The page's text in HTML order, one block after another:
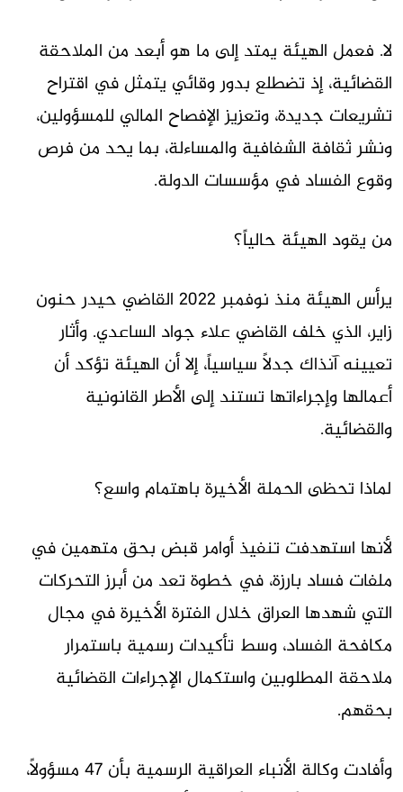
لا. فعمل الهيئة يمتد إلى ما هو أبعد من الملاحقة
القضائية، إذ تضطلع بدور وقائي يتمثل في اقتراح
تشريعات جديدة، وتعزيز الإفصاح المالي للمسؤولين،
ونشر ثقافة الشفافية والمساءلة، بما يحد من فرص
وقوع الفساد في مؤسسات الدولة.
من يقود الهيئة حالياً؟
يرأس الهيئة منذ نوفمبر 2022 القاضي حيدر حنون
زاير، الذي خلف القاضي علاء جواد الساعدي. وأثار
تعيينه آنذاك جدلاً سياسياً، إلا أن الهيئة تؤكد أن
أعمالها وإجراءاتها تستند إلى الأطر القانونية
والقضائية.
لماذا تحظى الحملة الأخيرة باهتمام واسع؟
لأنها استهدفت تنفيذ أوامر قبض بحق متهمين في
ملفات فساد بارزة، في خطوة تعد من أبرز التحركات
التي شهدها العراق خلال الفترة الأخيرة في مجال
مكافحة الفساد، وسط تأكيدات رسمية باستمرار
ملاحقة المطلوبين واستكمال الإجراءات القضائية
بحقهم.
وأفادت وكالة الأنباء العراقية الرسمية بأن 47 مسؤولاً،